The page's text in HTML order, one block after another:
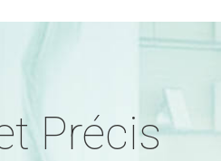
Précis